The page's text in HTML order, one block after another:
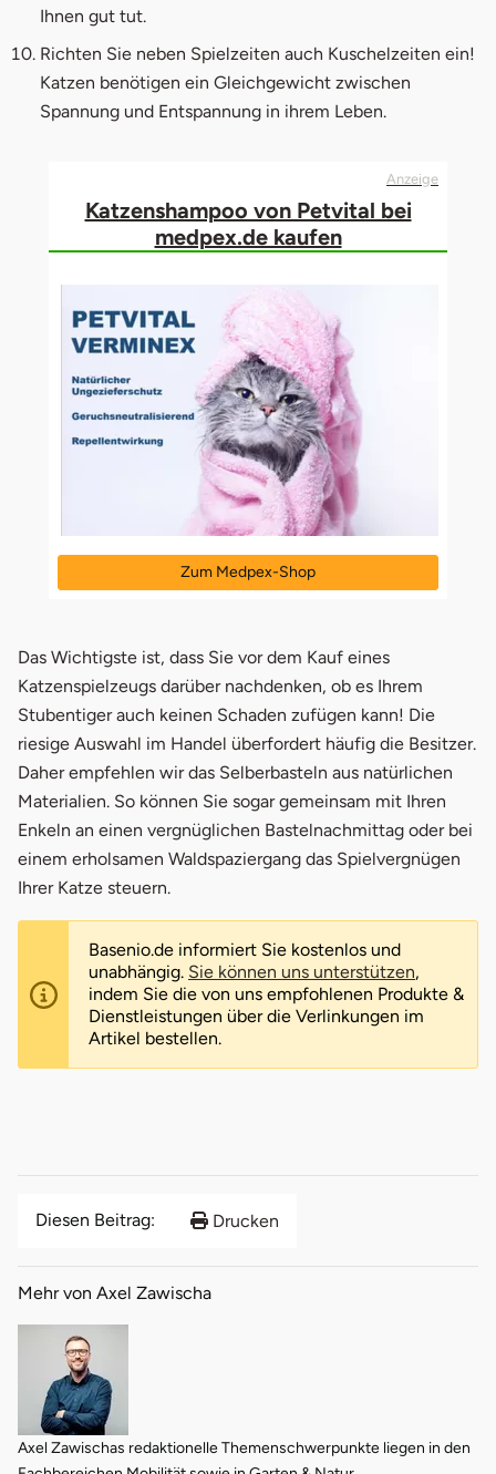
Ihnen gut tut.
Richten Sie neben Spielzeiten auch Kuschelzeiten ein!
Katzen benötigen ein Gleichgewicht zwischen
Spannung und Entspannung in ihrem Leben.
Anzeige
Katzenshampoo von Petvital bei
medpex.de kaufen
Zum Medpex-Shop
Das Wichtigste ist, dass Sie vor dem Kauf eines
Katzenspielzeugs darüber nachdenken, ob es Ihrem
Stubentiger auch keinen Schaden zufügen kann! Die
riesige Auswahl im Handel überfordert häufig die Besitzer.
Daher empfehlen wir das Selberbasteln aus natürlichen
Materialien. So können Sie sogar gemeinsam mit Ihren
Enkeln an einen vergnüglichen Bastelnachmittag oder bei
einem erholsamen Waldspaziergang das Spielvergnügen
Ihrer Katze steuern.
Basenio.de informiert Sie kostenlos und
unabhängig. Sie können uns unterstützen,
indem Sie die von uns empfohlenen Produkte &
Dienstleistungen über die Verlinkungen im
Artikel bestellen.
Diesen Beitrag: Drucken
Mehr von Axel Zawischa
Axel Zawischas redaktionelle Themenschwerpunkte liegen in den